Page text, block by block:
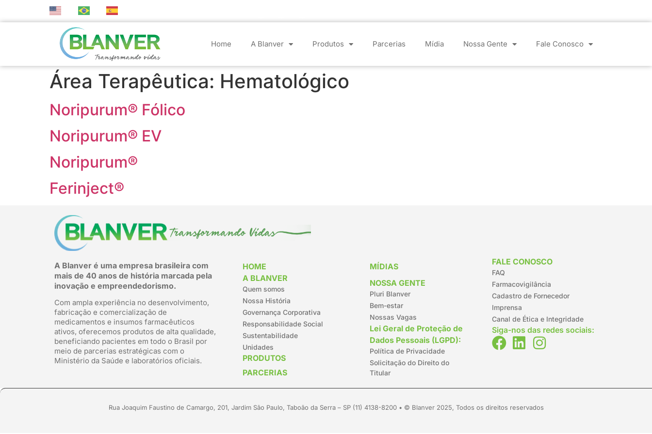
Home A Blanver Produtos Parcerias Mídia Nossa Gente Fale Conosco
Área Terapêutica: Hematológico
Noripurum® Fólico
Noripurum® EV
Noripurum®
Ferinject®
A Blanver é uma empresa brasileira com
mais de 40 anos de história marcada pela
inovação e empreendedorismo.
Com ampla experiência no desenvolvimento,
fabricação e comercialização de
medicamentos e insumos farmacêuticos
ativos, oferecemos produtos de alta qualidade,
beneficiando pacientes em todo o Brasil por
meio de parcerias estratégicas com o
Ministério da Saúde e laboratórios oficiais.
HOME
A BLANVER
Quem somos
Nossa História
Governança Corporativa
Responsabilidade Social
Sustentabilidade
Unidades
PRODUTOS
PARCERIAS
MÍDIAS
NOSSA GENTE
Pluri Blanver
Bem-estar
Nossas Vagas
Lei Geral de Proteção de
Dados Pessoais (LGPD):
Política de Privacidade
Solicitação do Direito do
Titular
FALE CONOSCO
FAQ
Farmacovigilância
Cadastro de Fornecedor
Imprensa
Canal de Ética e Integridade
Siga-nos das redes sociais:
Rua Joaquim Faustino de Camargo, 201, Jardim São Paulo, Taboão da Serra – SP (11) 4138-8200 • © Blanver 2025, Todos os direitos reservados